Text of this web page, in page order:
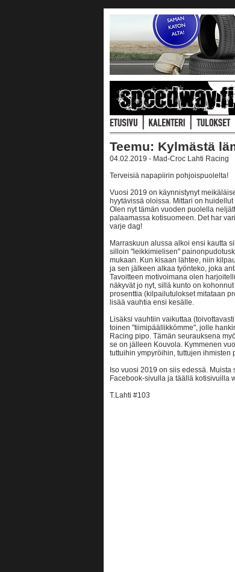
Teemu: Kylmästä
04.02.2019 - Mad-Croc Lahti Racing
Terveisiä napapiirin pohjoispuolelta!
Vuosi 2019 on käynnistynyt
hyytävissä oloissa. Mittari on
Olen nyt tämän vuoden puolella
palaamassa kotisuomeen. Det har
varje dag!
Marraskuun alussa alkoi ensi kautta
silloin "leikkimielisen"
mukaan. Kun kisaan lähtee, niin
ja sen jälkeen alkaa työnteko, joka
Tavoitteen motivoimana olen
näkyvät jo nyt, sillä kunto on
prosenttia (kilpailutulokset mitataan
lisää vauhtia ensi kesälle.
Lisäksi vauhtiin vaikuttaa
toinen "tiimipäällikkömme", jolle
Racing pipo. Tämän seurauksena
se on jälleen Kouvola. Kymmenen
tuttuihin ympyröihin, tuttujen ihmisten
Iso vuosi 2019 on siis edessä.
Facebook-sivulla ja täällä kotisivuilla
T.Lahti #103